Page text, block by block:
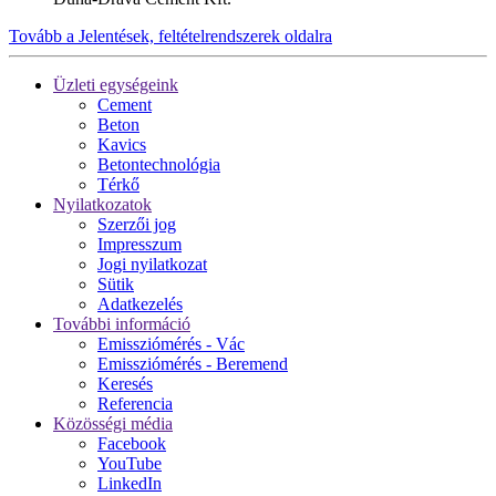
Tovább a Jelentések, feltételrendszerek oldalra
Üzleti egységeink
Cement
Beton
Kavics
Betontechnológia
Térkő
Nyilatkozatok
Szerzői jog
Impresszum
Jogi nyilatkozat
Sütik
Adatkezelés
További információ
Emissziómérés - Vác
Emissziómérés - Beremend
Keresés
Referencia
Közösségi média
Facebook
YouTube
LinkedIn